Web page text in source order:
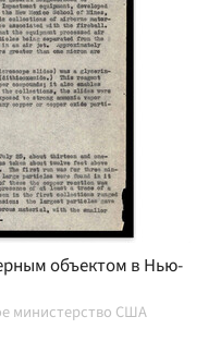
объектом в Нью-
министерство США